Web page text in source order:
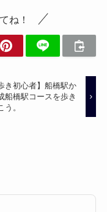
ね！
き初心者】船橋駅か
船橋駅コースを歩き
う。